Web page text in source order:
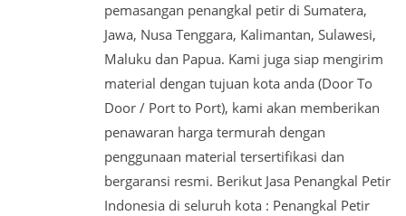
pemasangan penangkal petir di Sumatera,
Jawa, Nusa Tenggara, Kalimantan, Sulawesi,
Maluku dan Papua. Kami juga siap mengirim
material dengan tujuan kota anda (Door To
Door / Port to Port), kami akan memberikan
penawaran harga termurah dengan
penggunaan material tersertifikasi dan
bergaransi resmi. Berikut Jasa Penangkal Petir
Indonesia di seluruh kota : Penangkal Petir